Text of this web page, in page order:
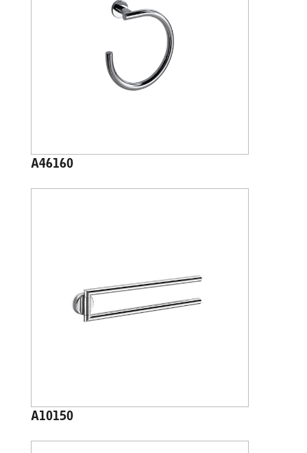
A46160
A10150